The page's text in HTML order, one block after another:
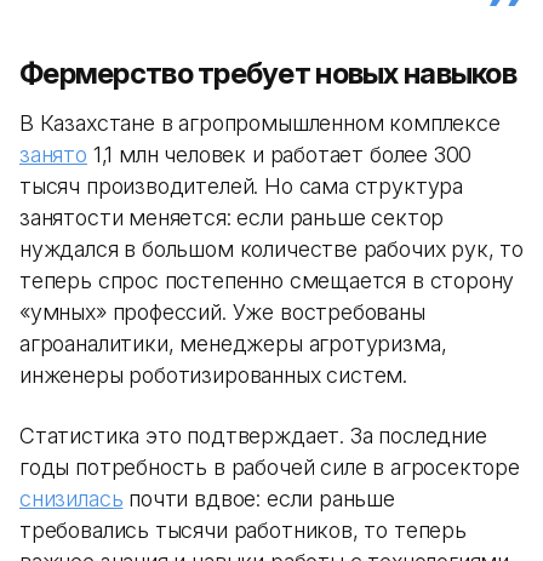
Фермерство требует новых навыков
В Казахстане в агропромышленном комплексе
занято 1,1 млн человек и работает более 300
тысяч производителей. Но сама структура
занятости меняется: если раньше сектор
нуждался в большом количестве рабочих рук, то
теперь спрос постепенно смещается в сторону
«умных» профессий. Уже востребованы
агроаналитики, менеджеры агротуризма,
инженеры роботизированных систем.
Статистика это подтверждает. За последние
годы потребность в рабочей силе в агросекторе
снизилась почти вдвое: если раньше
требовались тысячи работников, то теперь